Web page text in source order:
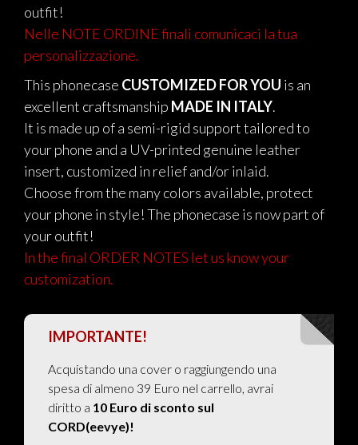
outfit!
Nelle NOTE ORDINE finali comunicaci la tua
personalizzazione.
This phonecase CUSTOMIZED FOR YOU is an
excellent craftsmanship MADE IN ITALY.
It is made up of a semi-rigid support tailored to
your phone and a UV-printed genuine leather
insert, customized in relief and/or inlaid.
Choose from the many colors available, protect
your phone in style! The phonecase is now part of
your outfit!
In the final ORDER NOTES let us know your
customization.
IMPORTANTE!
Acquistando una cover o raggiungendo una
spesa di almeno 39 Euro nel carrello, avrai
diritto a 10 Euro di sconto sul
CORD(eevye)!